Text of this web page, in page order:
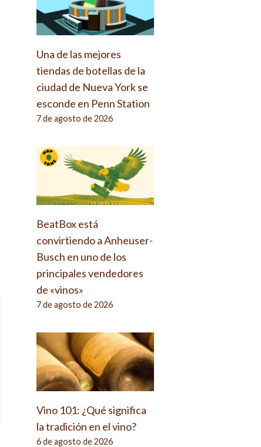
Una de las mejores
tiendas de botellas de la
ciudad de Nueva York se
esconde en Penn Station
7 de agosto de 2026
BeatBox está
convirtiendo a Anheuser-
Busch en uno de los
principales vendedores
de «vinos»
7 de agosto de 2026
Vino 101: ¿Qué significa
la tradición en el vino?
6 de agosto de 2026